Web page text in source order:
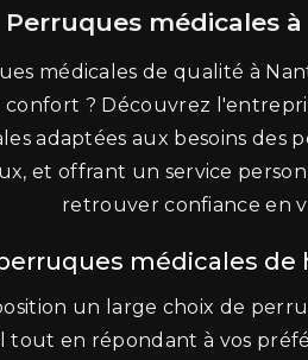
Perruques médicales
médicales de qualité à
? Découvrez
adaptées aux besoins des
et offrant un service
retrouver confiance en
médicales de
un large choix de
en répondant à vos